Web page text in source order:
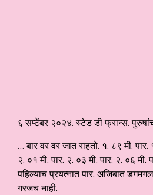
६ सप्टेंबर २०२४. स्टेड डी फ्रान्स.
… बार वर वर जात राहतो. १. ८९ मी. पार.
२. ०१ मी. पार. २. ०३ मी. पार. २. ०६
पहिल्याच प्रयत्नात पार. अजिबात
गरजच नाही.